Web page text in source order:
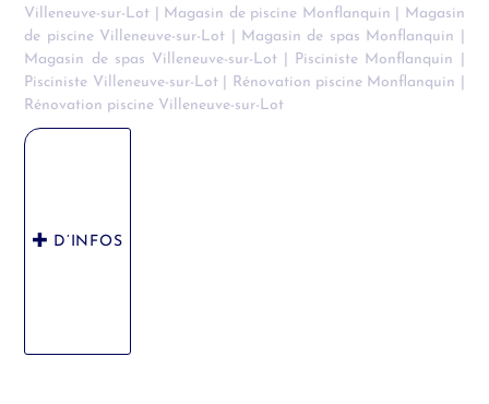
Villeneuve-sur-Lot
Magasin de piscine Monflanquin
Magasin
de piscine Villeneuve-sur-Lot
Magasin de spas Monflanquin
Magasin de spas Villeneuve-sur-Lot| Pisciniste Monflanquin
Pisciniste Villeneuve-sur-Lot| Rénovation piscine Monflanquin
Rénovation piscine Villeneuve-sur-Lot
D’INFOS